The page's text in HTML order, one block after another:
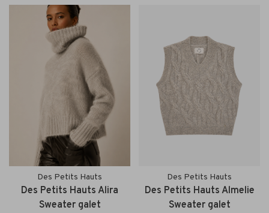
Des Petits Hauts
Des Petits Hauts Alira
Sweater galet
Des Petits Hauts
Des Petits Hauts Almelie
Sweater galet